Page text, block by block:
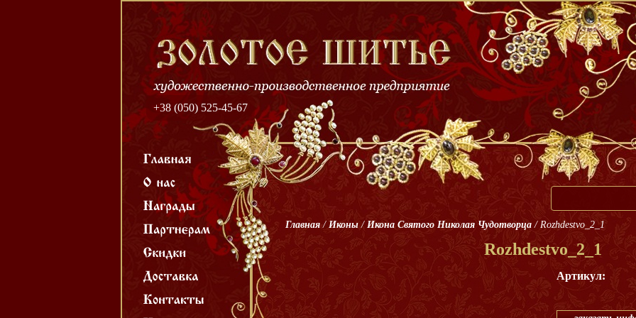
+38 (050) 525-45-67
Главная / Иконы / Икона Святого Николая Чудотворца / Rozhdestvo_2_1
Rozhdestvo_2_1
Артикул: